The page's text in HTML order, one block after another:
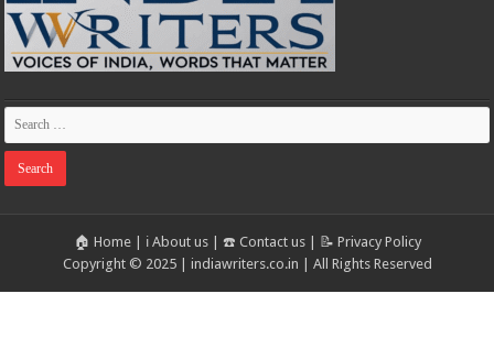
🏠 Home| ℹ️ About us| ☎️ Contact us| 📝 Privacy Policy
Copyright © 2025 | indiawriters.co.in | All Rights Reserved